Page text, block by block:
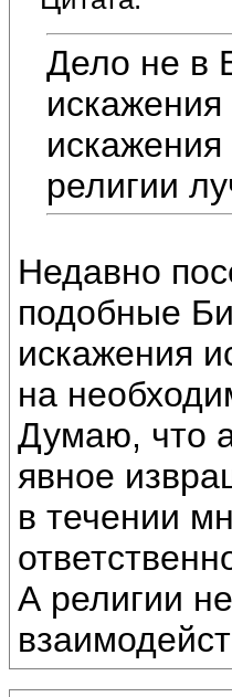
Дело не в
религии
Недавно
подобные
искажения
на
Думаю, что
явное
в течении
А религии